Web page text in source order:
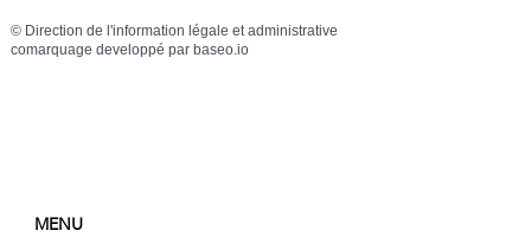
© Direction de l'information légale et administrative
comarquage developpé par baseo.io
MENU